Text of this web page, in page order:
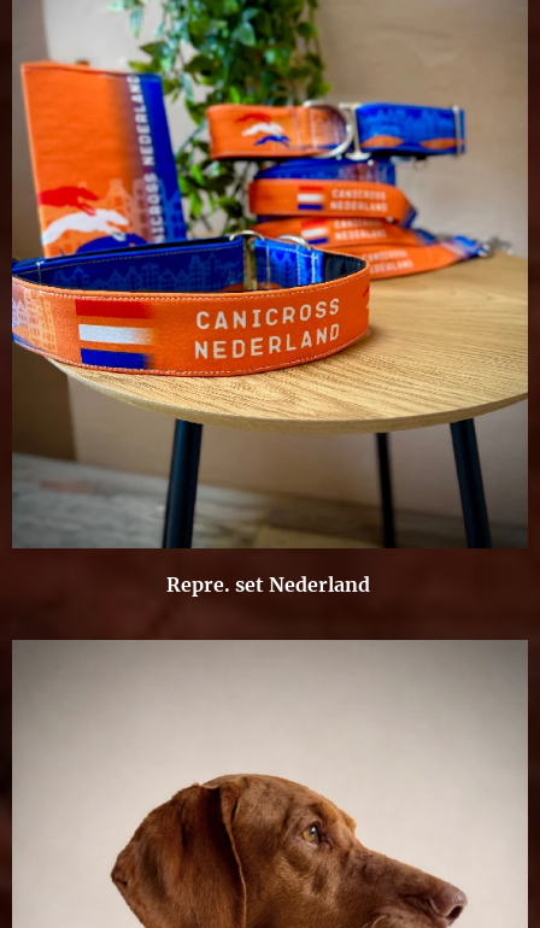
Repre. set Nederland